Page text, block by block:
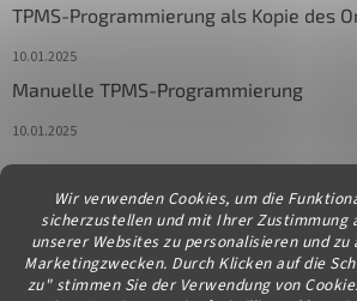
Wir verwenden Cookies, um die
sicherzustellen und mit Ihrer Zustimmung
unserer Websites zu personalisieren und
Marketingzwecken. Durch Klicken auf die
zu" stimmen Sie der Verwendung von
TPMS-Programmierung als Kopie des
10.01.2025
Manuelle TPMS-Programmierung
10.01.2025
Kontakt
info@diagstore.at